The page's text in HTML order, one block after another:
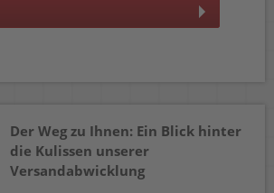
Der Weg zu Ihnen: Ein Blick hinter
die Kulissen unserer
Versandabwicklung